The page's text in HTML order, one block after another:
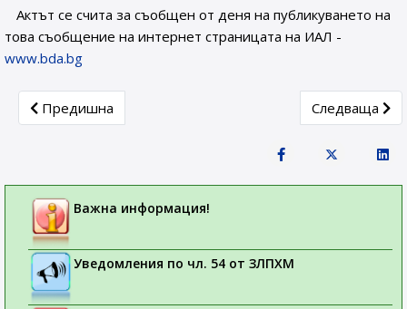
Актът се счита за съобщен от деня на публикуването на
това съобщение на интернет страницата на ИАЛ -
www.bda.bg
Previous article: ДО „ТМТ ФАРМА ГРУП“ ЕООД
Предишна Next article:
Следваща
Важна информация!
Уведомления по чл. 54 от ЗЛПХМ